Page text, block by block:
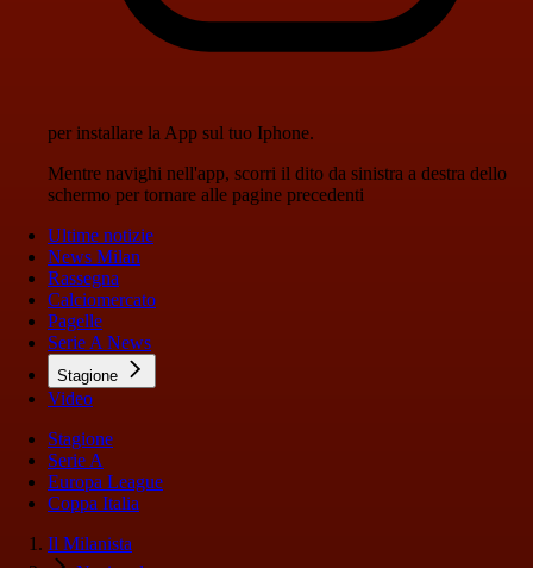
per installare la App sul tuo Iphone.
Mentre navighi nell'app, scorri il dito da sinistra a destra dello
schermo per tornare alle pagine precedenti
Ultime notizie
News Milan
Rassegna
Calciomercato
Pagelle
Serie A News
Stagione
Video
Stagione
Serie A
Europa League
Coppa Italia
Il Milanista